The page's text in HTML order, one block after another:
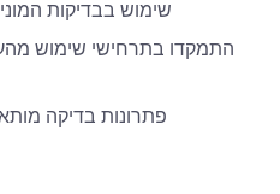
שימוש בבדיקות
התמקדו בתרחישי שימוש
פתרונות בדיקה